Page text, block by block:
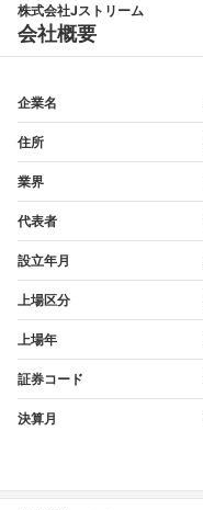
株式会社Jストリーム
会社概要
企業名
住所
業界
代表者
設立年月
上場区分
上場年
証券コード
決算月